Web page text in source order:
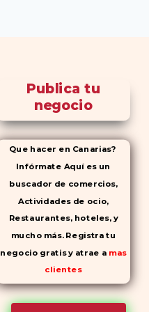
Publica tu
negocio
Que hacer en Canarias?
Infórmate Aquí es un
buscador de comercios,
Actividades de ocio,
Restaurantes, hoteles, y
mucho más. Registra tu
negocio gratis y atrae a mas
clientes